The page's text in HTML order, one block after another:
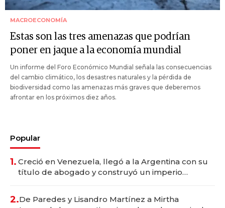
MACROECONOMÍA
Estas son las tres amenazas que podrían
poner en jaque a la economía mundial
Un informe del Foro Económico Mundial señala las consecuencias
del cambio climático, los desastres naturales y la pérdida de
biodiversidad como las amenazas más graves que deberemos
afrontar en los próximos diez años.
Popular
1. Creció en Venezuela, llegó a la Argentina con su
título de abogado y construyó un imperio
2.De Paredes y Lisandro Martínez a Mirtha